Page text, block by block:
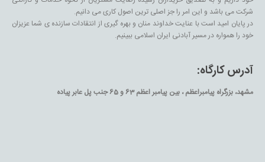
شرکت می باشد و این امر را جز اصلی ترین اصول کاری می دانیم.
در پایان امید است با عنایت خداوند منان و بهره گیری از انتقادات سازنده ی شما عزیزان
خود را همواره در مسیر آبادنی ایران اسلامی ببینیم.
آدرس کارگاه:
مشهد، بزرگراه پیامبراعظم ، بین پیامبر اعظم 63 و 65 جنب پل عابر پیاده